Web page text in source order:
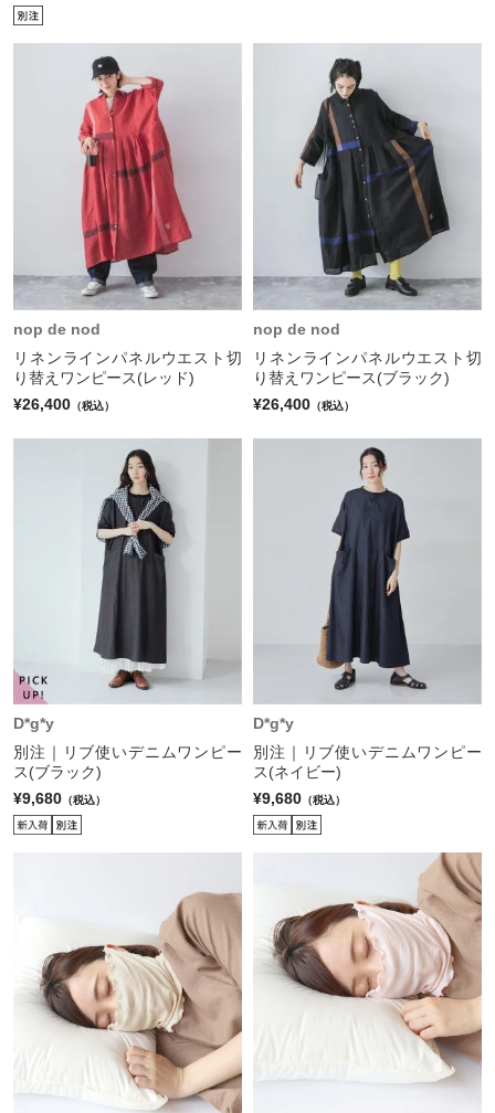
nop de nod
リネンラインパネルウエスト切
り替えワンピース(レッド)
¥26,400 （税込）
nop de nod
リネンラインパネルウエスト切
り替えワンピース(ブラック)
¥26,400 （税込）
D*g*y
別注｜リブ使いデニムワンピー
ス(ブラック)
¥9,680 （税込）
D*g*y
別注｜リブ使いデニムワンピー
ス(ネイビー)
¥9,680 （税込）